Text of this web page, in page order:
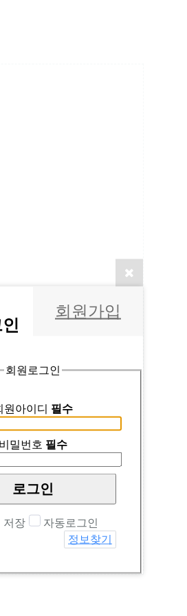
회원가입
회원로그인
원아이디 필수
비밀번호 필수
로그인
저장
자동로그인
정보찾기